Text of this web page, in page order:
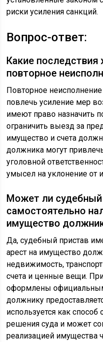
риски усиления санкций.
Вопрос-ответ:
Какие
повторное
Повторное
повлечь усиление мер
имеют право
ограничить выезд за
имущество и счета
должника могут
уголовной
умысел на уклонение от
Может ли судебный
самостоятельно
имущество
Да, судебный пристав
арест на имущество
недвижимость,
счета и ценные вещи.
оформлены
должнику
используется как
решения суда и может
реализацией имущества